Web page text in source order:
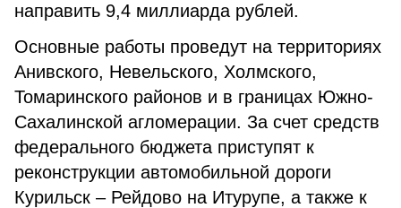
направить 9,4 миллиарда рублей.
Основные работы проведут на территориях
Анивского, Невельского, Холмского,
Томаринского районов и в границах Южно-
Сахалинской агломерации. За счет средств
федерального бюджета приступят к
реконструкции автомобильной дороги
Курильск – Рейдово на Итурупе, а также к